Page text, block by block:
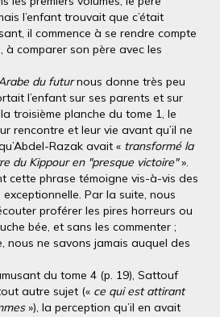
l’enfant trouvait que c’était
il commence à se rendre compte
à comparer son père avec les
du futurnous donne très peu
l’enfant sur ses parents et sur
troisième planche du tome 1, le
rencontre et leur vie avant qu’il ne
Razak avait « transformé la
du Kippour en "presque victoire"».
cette phrase témoigne vis-à-vis des
Par la suite, nous
proférer les pires horreurs ou
bée, et sans les commenter ;
nous ne savons jamais auquel des
du tome 4 (p. 19), Sattouf
autre sujet (« ce qui est attirant
»), la perception qu’il en avait